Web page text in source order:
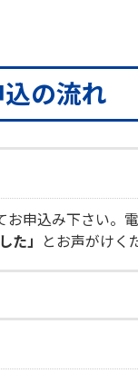
の流れ
お申込み下さい。
た」
とお声がけく